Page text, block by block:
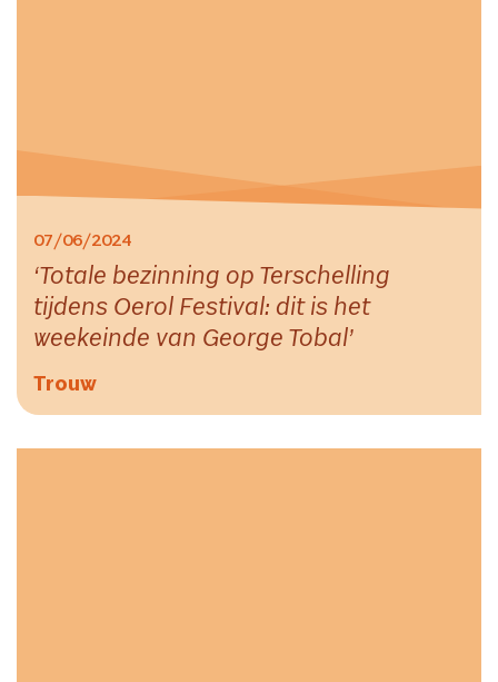
07/06/2024
Totale bezinning op Terschelling
tijdens Oerol Festival: dit is het
weekeinde van George Tobal
Trouw